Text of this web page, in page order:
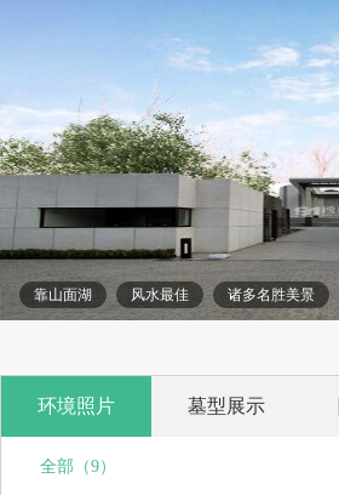
靠山面湖 风水最佳 诸多名胜美景
环境照片 墓型展示
全部（9）